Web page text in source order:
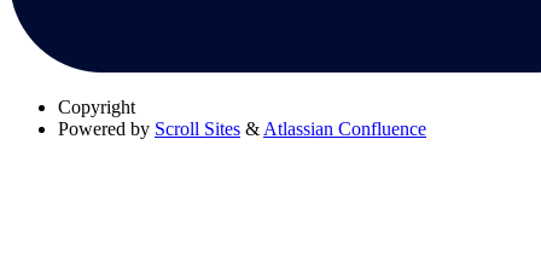
Copyright
Powered by Scroll Sites & Atlassian Confluence